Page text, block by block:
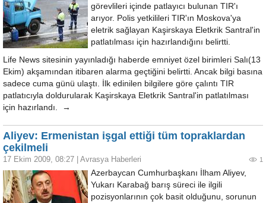
görevlileri içinde patlayıcı bulunan TIR'ı
arıyor. Polis yetkilileri TIR'ın Moskova'ya
eletrik sağlayan Kaşirskaya Eletkrik Santral'in
patlatılması için hazırlandığını belirtti.
Life News sitesinin yayınladığı haberde emniyet özel birimleri Salı(13
Ekim) akşamından itibaren alarma geçtiğini belirtti. Ancak bilgi basına
sadece cuma günü ulaştı. İlk edinilen bilgilere göre çalıntı TIR
patlatıcıyla doldurularak Kaşirskaya Eletkrik Santral'in patlatılması
için hazırlandı. →
Aliyev: Ermenistan işgal ettiği tüm topraklardan
çekilmeli
17 Ekim 2009, 08:27 Avrasya Haberleri 1
Azerbaycan Cumhurbaşkanı İlham Aliyev,
Yukarı Karabağ barış süreci ile ilgili
pozisyonlarının çok basit olduğunu, sorunun